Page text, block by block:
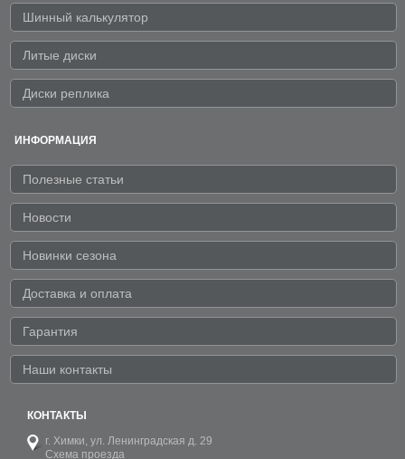
Шинный калькулятор
Литые диски
Диски реплика
ИНФОРМАЦИЯ
Полезные статьи
Новости
Новинки сезона
Доставка и оплата
Гарантия
Наши контакты
КОНТАКТЫ
г. Химки, ул. Ленинградская д. 29
Схема проезда